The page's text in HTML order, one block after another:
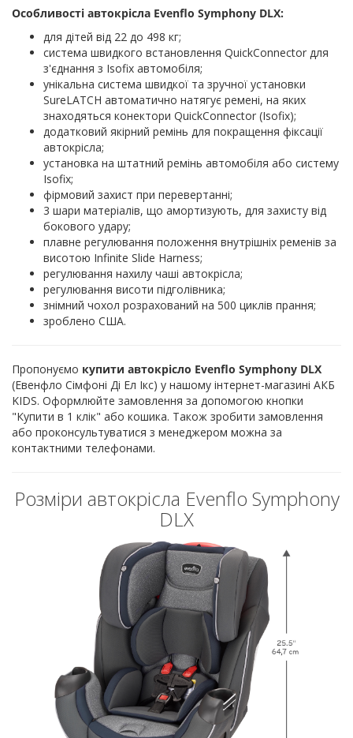
Особливості автокрісла Evenflo Symphony DLX:
для дітей від 22 до 498 кг;
система швидкого встановлення QuickConnector для
з'єднання з Isofix автомобіля;
унікальна система швидкої та зручної установки
SureLATCH автоматично натягує ремені, на яких
знаходяться конектори QuickConnector (Isofix);
додатковий якірний ремінь для покращення фіксації
автокрісла;
установка на штатний ремінь автомобіля або систему
Isofix;
фірмовий захист при перевертанні;
3 шари матеріалів, що амортизують, для захисту від
бокового удару;
плавне регулювання положення внутрішніх ременів за
висотою Infinite Slide Harness;
регулювання нахилу чаші автокрісла;
регулювання висоти підголівника;
знімний чохол розрахований на 500 циклів прання;
зроблено США.
Пропонуємо купити автокрісло Evenflo Symphony DLX
(Евенфло Сімфоні Ді Ел Ікс) у нашому інтернет-магазині АКБ
KIDS. Оформлюйте замовлення за допомогою кнопки
"Купити в 1 клік" або кошика. Також зробити замовлення
або проконсультуватися з менеджером можна за
контактними телефонами.
Розміри автокрісла Evenflo Symphony
DLX